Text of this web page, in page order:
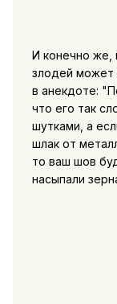
И конечно же,
злодей может
в анекдоте:
что его так
шутками, а
шлак от
то ваш шов
насыпали